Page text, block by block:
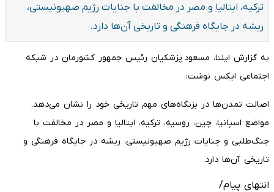
ترکیه، ایتالیا و مصر در مخالفت با جنایات رژیم صهیونیستی،
ریشه در جایگاه فرهنگی و تاریخی آن‌ها دارد.
به گزارش ایلنا، مسعود پزشکیان رئیس جمهور کشورمان در شبکه
اجتماعی ایکس نوشت:
اصالت تمدن‌ها در بزنگاه‌های مهم تاریخی خود را نشان می‌دهد.
مواضع اسپانیا، چین، روسیه، ترکیه، ایتالیا و مصر در مخالفت با
جنگ‌طلبی و جنایات رژیم صهیونیستی، ریشه در جایگاه فرهنگی و
تاریخی آن‌ها دارد.
انتهای پیام/